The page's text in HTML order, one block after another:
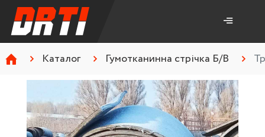
Каталог Гумотканинна стрічка Б/В